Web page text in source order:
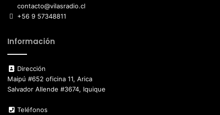
contacto@vilasradio.cl
+56 9 57348811
Información
Dirección
Maipú #652 oficina 11, Arica
Salvador Allende #3674, Iquique
Teléfonos